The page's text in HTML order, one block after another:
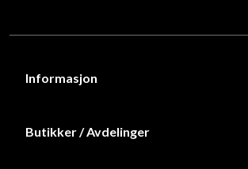
Informasjon
Butikker / Avdelinger